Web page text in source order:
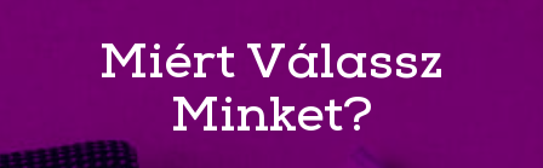
Miért Válassz
Minket?